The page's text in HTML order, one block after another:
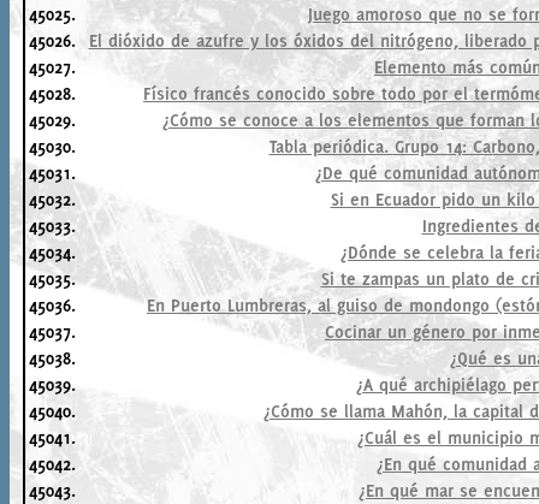
45025.
Juego amoroso que no se
45026.
El dióxido de azufre y los óxidos del nitrógeno, liberado
45027.
Elemento más
45028.
Físico francés conocido sobre todo por el
45029.
¿Cómo se conoce a los elementos que forman
45030.
Tabla periódica. Grupo 14:
45031.
¿De qué comunidad
45032.
Si en Ecuador pido un
45033.
Ingredientes
45034.
¿Dónde se celebra la
45035.
Si te zampas un plato de
45036.
En Puerto Lumbreras, al guiso de mondongo
45037.
Cocinar un género por
45038.
¿Qué es
45039.
¿A qué archipiélago
45040.
¿Cómo se llama Mahón, la capital
45041.
¿Cuál es el municipio
45042.
¿En qué comunidad
45043.
¿En qué mar se